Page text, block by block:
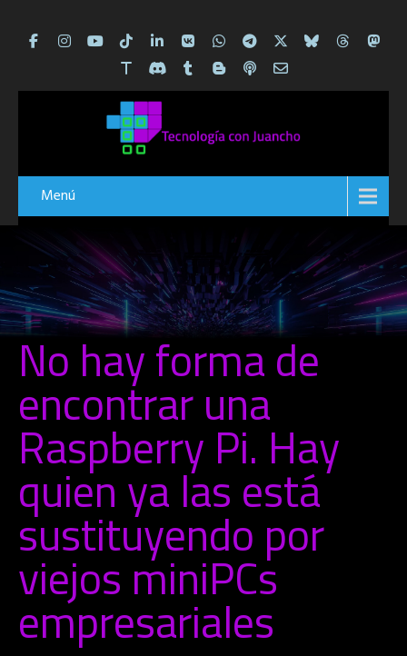
Menú
No hay forma de
encontrar una
Raspberry Pi. Hay
quien ya las está
sustituyendo por
viejos miniPCs
empresariales